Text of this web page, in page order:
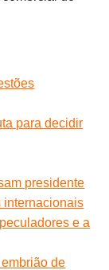
para decidir
presidente
internacionais
e a
de